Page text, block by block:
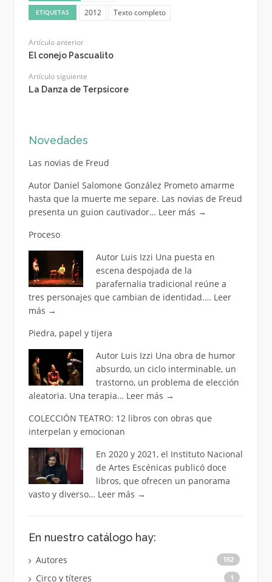
ETIQUETAS 2012 Texto completo
Artículo anterior
El conejo Pascualito
Artículo siguiente
La Danza de Terpsícore
Novedades
Las novias de Freud
Autor Daniel Salomone González Prometo amarme
hasta que la muerte me separe. Las novias de Freud
presenta un guion cautivador… Leer más →
Proceso
Autor Luis Izzi Una puesta en
escena despojada de la
parafernalia tradicional reúne a
tres personajes que cambian de identidad.… Leer
más →
Piedra, papel y tijera
Autor Luis Izzi Una obra de humor
absurdo, un ciclo interminable, un
trastorno, un problema de elección
aleatoria. Una terapia… Leer más →
COLECCIÓN TEATRO: 12 libros con obras que
interpelan y emocionan
En 2020 y 2021, el Instituto Nacional
de Artes Escénicas publicó doce
libros, que ofrecen un panorama
vasto y diverso… Leer más →
En nuestro catálogo hay:
Autores 152
Circo y títeres 1